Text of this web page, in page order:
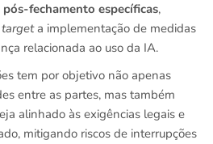
fechamento específicas,
targeta implementação de medidas
relacionada ao uso da IA.
tem por objetivo não apenas
entre as partes, mas também
alinhado às exigências legais e
mitigando riscos de interrupções